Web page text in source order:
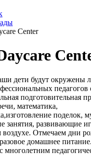
Center
дети будут окружены
подготовительная
математика,
поделок,
занятия, развивающие
Отмечаем дни
домашнее
многолетним